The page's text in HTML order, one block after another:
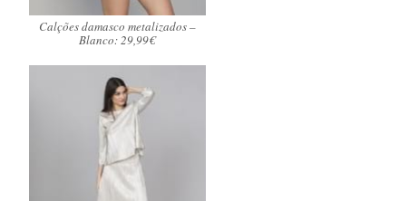
Calções damasco metalizados –
Blanco: 29,99€